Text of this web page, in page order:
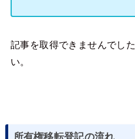
記事を取得できませんでし
い。
所有権移転登記の流れ